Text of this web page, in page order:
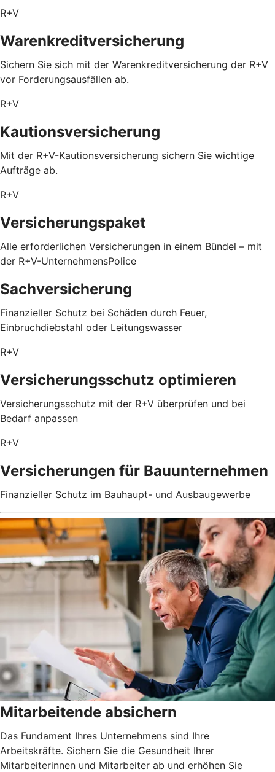
R+V
Warenkreditversicherung
Sichern Sie sich mit der Warenkreditversicherung der R+V
vor Forderungsausfällen ab.
R+V
Kautionsversicherung
Mit der R+V-Kautionsversicherung sichern Sie wichtige
Aufträge ab.
R+V
Versicherungspaket
Alle erforderlichen Versicherungen in einem Bündel – mit
der R+V-UnternehmensPolice
Sachversicherung
Finanzieller Schutz bei Schäden durch Feuer,
Einbruchdiebstahl oder Leitungswasser
R+V
Versicherungsschutz optimieren
Versicherungsschutz mit der R+V überprüfen und bei
Bedarf anpassen
R+V
Versicherungen für Bauunternehmen
Finanzieller Schutz im Bauhaupt- und Ausbaugewerbe
Mitarbeitende absichern
Das Fundament Ihres Unternehmens sind Ihre
Arbeitskräfte. Sichern Sie die Gesundheit Ihrer
Mitarbeiterinnen und Mitarbeiter ab und erhöhen Sie